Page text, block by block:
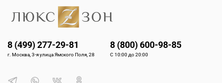
8 (499) 277-29-81
г. Москва, 3-я улица Ямского Поля, 28
8 (800) 600-98-85
С 10:00 до 20:00